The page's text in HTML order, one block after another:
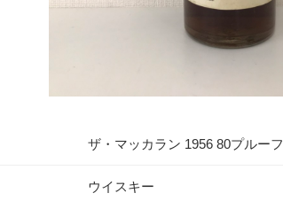
ザ・マッカラン 1956 80プルーフ
ウイスキー